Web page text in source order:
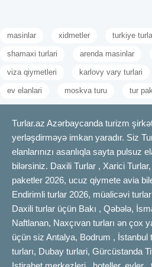
masinlar xidmetler turkiye
shamaxi turlari arenda masinlar
viza qiymetleri karlovy vary turlari
ev elanlari moskva turu tur
Turlar.az Azərbaycanda turizm
yerləşdirməyə imkan yaradır. Siz
elanlarınızı asanlıqla sayta pulsuz
bilərsiniz. Daxili Turlar , Xarici
paketler 2026, ucuz qiymete avia
Endirimli turlar 2026, müalicəvi
Daxili turlar üçün Bakı , Qəbələ,
Naftlanan, Naxçıvan turları ən çox
üçün siz Antalya, Bodrum , İstanbul
turları, Dubay turlari, Gürcüstanda